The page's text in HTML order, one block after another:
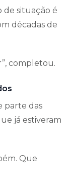
de situação é
décadas de
completou.
parte das
já estiveram
Que